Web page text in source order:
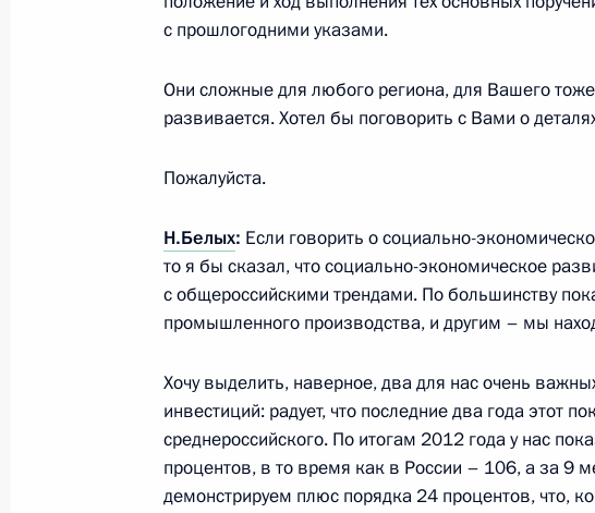
Заявления для прессы по итогам Форума
сотрудничества России и Казахстана
Форум межрегионального сотрудничества
11 ноября 2013 года, 17:30 Екатеринбург
Встреча с Президентом Казахстана
11 ноября 2013 года, 15:30 Екатеринбург
с прошлогодними указами.
Они сложные для любого региона, для Вашего
развивается. Хотел бы поговорить с Вами о
Пожалуйста.
Н.Белых: Если говорить о социально-
то я бы сказал, что социально-экономическое
с общероссийскими трендами. По большинству
промышленного производства, и другим – мы
Хочу выделить, наверное, два для нас очень
инвестиций: радует, что последние два года этот
среднероссийского. По итогам 2012 года у нас
процентов, в то время как в России – 106, а за 9
демонстрируем плюс порядка 24 процентов, что,